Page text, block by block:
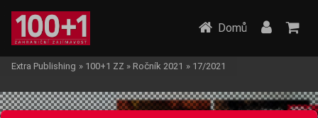
Domů
Extra Publishing » 100+1 ZZ » Ročník 2021 » 17/2021